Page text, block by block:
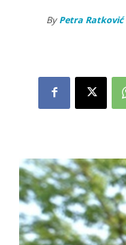
By Petra Ratković